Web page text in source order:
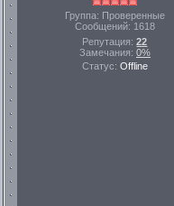
Группа: Проверенные
Сообщений: 1618
Репутация:22
Замечания: 0%
Статус: Offline